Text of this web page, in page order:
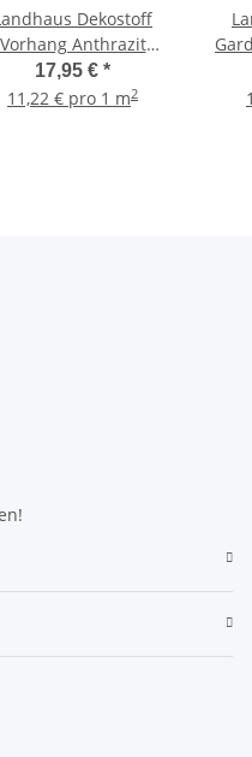
Dekostoff
Vorhang Anthrazit
Hirsch Herz hellgrau
Meterware
17,95 € *
11,22 € pro 1 m2